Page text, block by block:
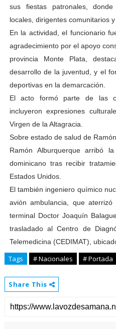
sus fiestas patronales,
locales, dirigentes comunitarios y
En la actividad, el funcionario
agradecimiento por el apoyo
provincia Monte Plata,
desarrollo de la juventud, y el
deportivas en la demarcación.
El acto formó parte de las
incluyeron expresiones
Virgen de la Altagracia.
Sobre estado de salud de
Ramón Alburquerque arribó
dominicano tras recibir
Estados Unidos.
El también ingeniero químico
avión ambulancia, que
terminal Doctor Joaquín
trasladado al Centro de
Telemedicina (CEDIMAT),
Tags # Nacionales # Portada
Share This